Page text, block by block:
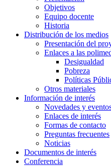
Objetivos
Equipo docente
Historia
Distribución de los medios
Presentación del
Enlaces a las
Desigualdad
Pobreza
Políticas
Otros materiales
Información de interés
Novedades y
Enlaces de interés
Formas de contacto
Preguntas frecuentes
Noticias
Documentos de interés
Conferencia